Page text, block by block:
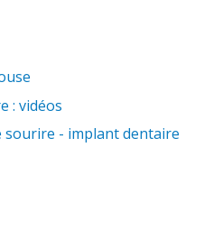
: vidéos
sourire - implant dentaire